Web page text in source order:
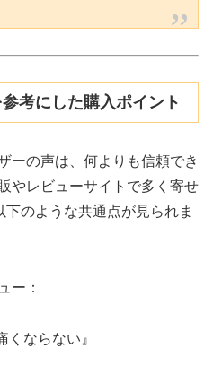
考にした購入ポイント
ーの声は、何よりも信頼でき
やレビューサイトで多く寄せ
下のような共通点が見られま
ー：
くならない』